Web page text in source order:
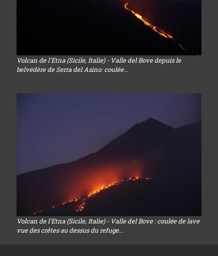
Volcan de l'Etna (Sicile, Italie) - Valle del Bove depuis le
belvédère de Serra del Asino: coulée...
Volcan de l'Etna (Sicile, Italie) - Valle del Bove : coulée de lave
vue des crêtes au dessus du refuge...